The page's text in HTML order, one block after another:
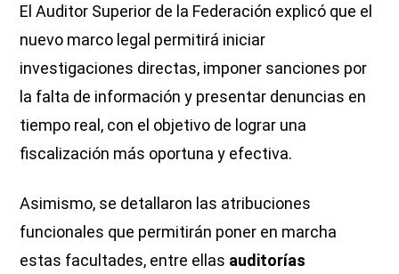
El Auditor Superior de la Federación explicó que el
nuevo marco legal permitirá iniciar
investigaciones directas, imponer sanciones por
la falta de información y presentar denuncias en
tiempo real, con el objetivo de lograr una
fiscalización más oportuna y efectiva.
Asimismo, se detallaron las atribuciones
funcionales que permitirán poner en marcha
estas facultades, entre ellas auditorías